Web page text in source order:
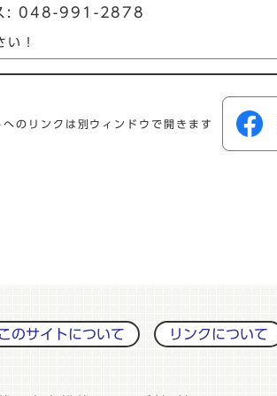
: 048-991-2878
！
へのリンクは別ウィンドウで開きます
このサイトについて リンクについて